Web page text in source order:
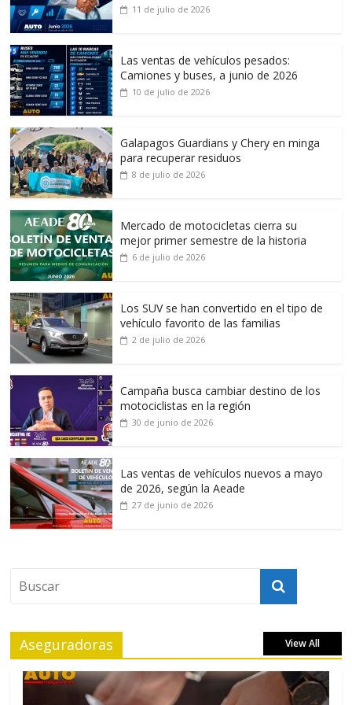
11 de julio de 2026
Las ventas de vehículos pesados:
Camiones y buses, a junio de 2026
10 de julio de 2026
Galapagos Guardians y Chery en minga
para recuperar residuos
8 de julio de 2026
Mercado de motocicletas cierra su
mejor primer semestre de la historia
6 de julio de 2026
Los SUV se han convertido en el tipo de
vehículo favorito de las familias
2 de julio de 2026
Campaña busca cambiar destino de los
motociclistas en la región
30 de junio de 2026
Las ventas de vehículos nuevos a mayo
de 2026, según la Aeade
27 de junio de 2026
Aseguradoras View All